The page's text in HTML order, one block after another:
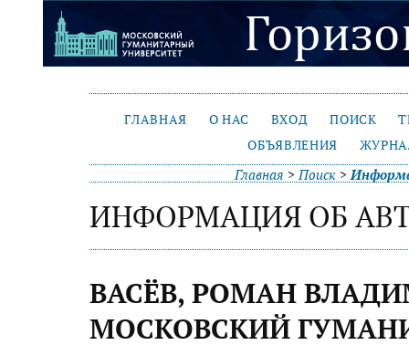
ГЛАВНАЯ О НАС ВХОД ПОИСК
ОБЪЯВЛЕНИЯ
Главная >Поиск >
ИНФОРМАЦИЯ ОБ
ВАСЁВ, РОМАН
МОСКОВСКИЙ